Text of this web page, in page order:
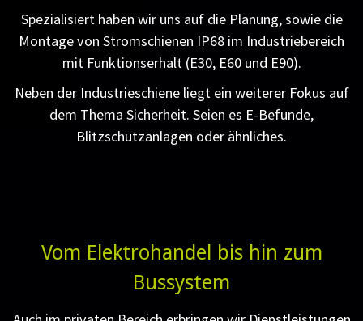
Spezialisiert haben wir uns auf die Planung, sowie die
Montage von Stromschienen IP68 im Industriebereich
mit Funktionserhalt (E30, E60 und E90).
Neben der Industrieschiene liegt ein weiterer Fokus auf
dem Thema Sicherheit. Seien es E-Befunde,
Blitzschutzanlagen oder ähnliches.
Vom Elektrohandel bis hin zum
Bussystem